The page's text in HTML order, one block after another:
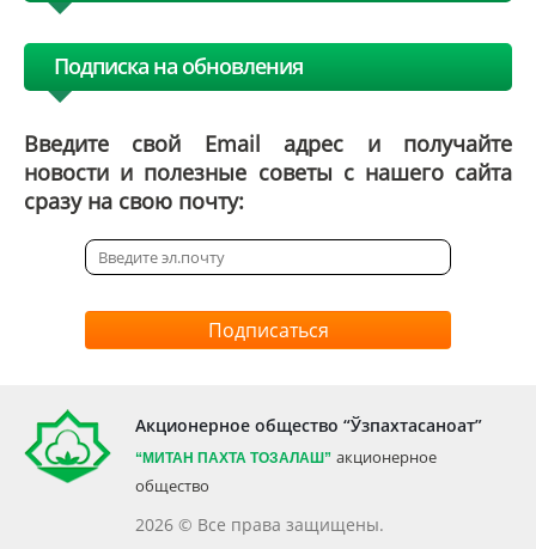
Подписка на обновления
Введите свой Email адрес и получайте
новости и полезные советы с нашего сайта
сразу на свою почту:
Подписаться
Акционерное общество “Ўзпахтасаноат”
“МИТАН ПАХТА ТОЗАЛАШ” акционерное
общество
2026 © Все права защищены.